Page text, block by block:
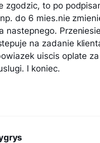
zgodzic, to po
do 6 mies.nie
nastepnego.
na zadanie
uiscis oplate za
I koniec.